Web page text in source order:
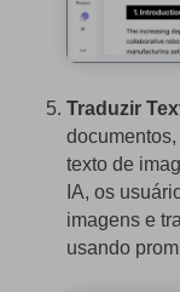
Traduzir
texto de
IA, os
imagens e
usando